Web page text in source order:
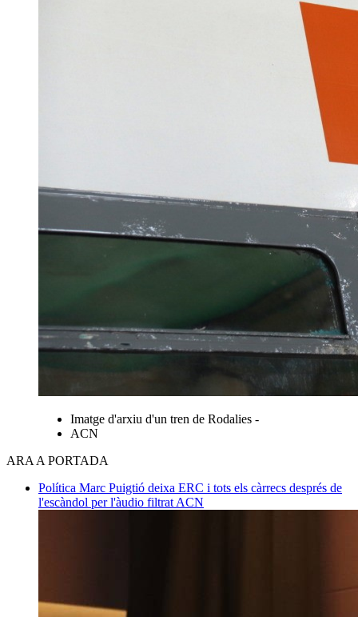
Imatge d'arxiu d'un tren de Rodalies -
ACN
ARA A PORTADA
Política Marc Puigtió deixa ERC i tots els càrrecs després de
l'escàndol per l'àudio filtrat ACN